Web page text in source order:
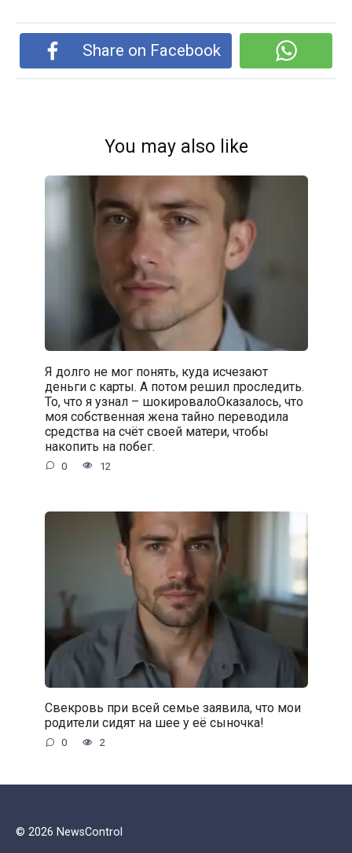
Share on Facebook
You may also like
Я долго не мог понять, куда исчезают
деньги с карты. А потом решил проследить.
То, что я узнал – шокировалоОказалось, что
моя собственная жена тайно переводила
средства на счёт своей матери, чтобы
накопить на побег.
0 12
Свекровь при всей семье заявила, что мои
родители сидят на шее у её сыночка!
0 2
© 2026 NewsControl